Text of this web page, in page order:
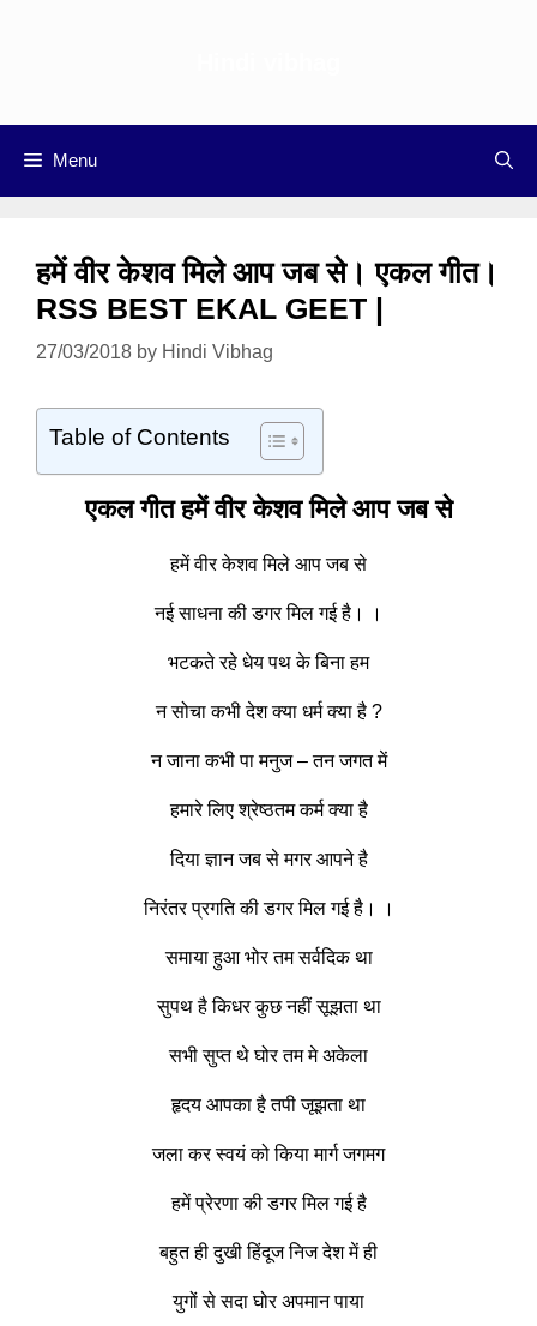
Menu
हमें वीर केशव मिले आप जब से। एकल गीत।
RSS BEST EKAL GEET |
27/03/2018 by Hindi Vibhag
Table of Contents
एकल गीत हमें वीर केशव मिले आप जब से
हमें वीर केशव मिले आप जब से
नई साधना की डगर मिल गई है। ।
भटकते रहे धेय पथ के बिना हम
न सोचा कभी देश क्या धर्म क्या है ?
न जाना कभी पा मनुज – तन जगत में
हमारे लिए श्रेष्ठतम कर्म क्या है
दिया ज्ञान जब से मगर आपने है
निरंतर प्रगति की डगर मिल गई है। ।
समाया हुआ भोर तम सर्वदिक था
सुपथ है किधर कुछ नहीं सूझता था
सभी सुप्त थे घोर तम मे अकेला
हृदय आपका है तपी जूझता था
जला कर स्वयं को किया मार्ग जगमग
हमें प्रेरणा की डगर मिल गई है
बहुत ही दुखी हिंदूज निज देश में ही
युगों से सदा घोर अपमान पाया